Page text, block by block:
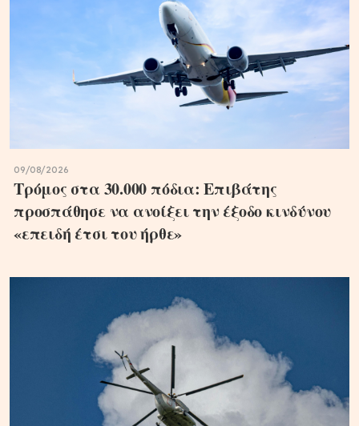
09/08/2026
Τρόμος στα 30.000 πόδια: Επιβάτης
προσπάθησε να ανοίξει την έξοδο κινδύνου
«επειδή έτσι του ήρθε»